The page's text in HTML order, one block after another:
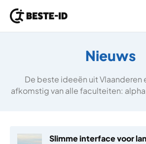
Nieuws
De beste ideeën uit Vlaanderen
afkomstig van alle faculteiten:
Slimme interface voor